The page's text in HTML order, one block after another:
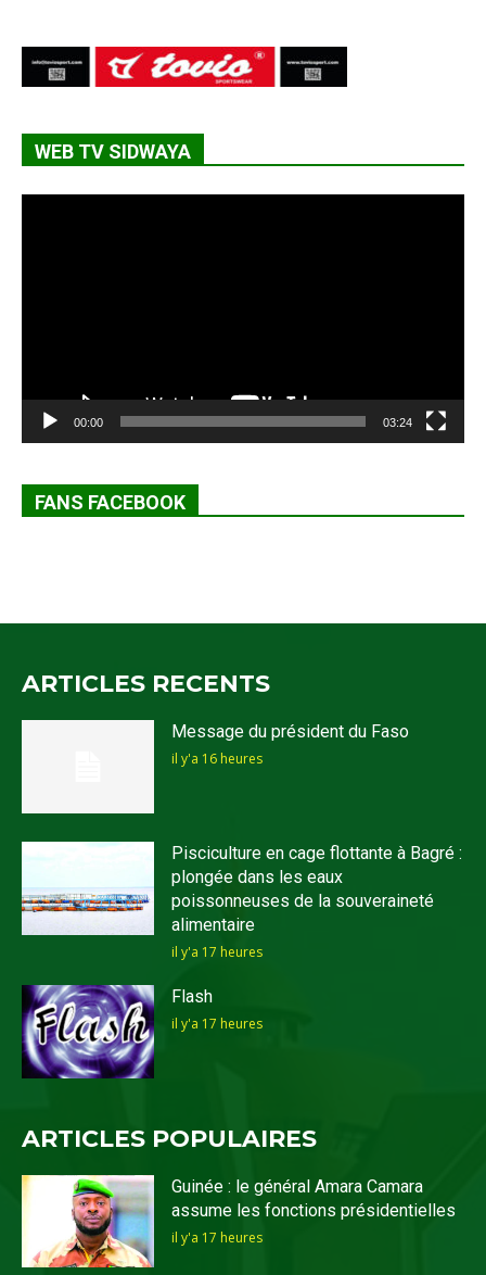
WEB TV SIDWAYA
00:00 03:24
FANS FACEBOOK
ARTICLES RECENTS
Message du président du Faso
il y'a 16 heures
Pisciculture en cage flottante à Bagré :
plongée dans les eaux
poissonneuses de la souveraineté
alimentaire
il y'a 17 heures
Flash
il y'a 17 heures
ARTICLES POPULAIRES
Guinée : le général Amara Camara
assume les fonctions présidentielles
il y'a 17 heures